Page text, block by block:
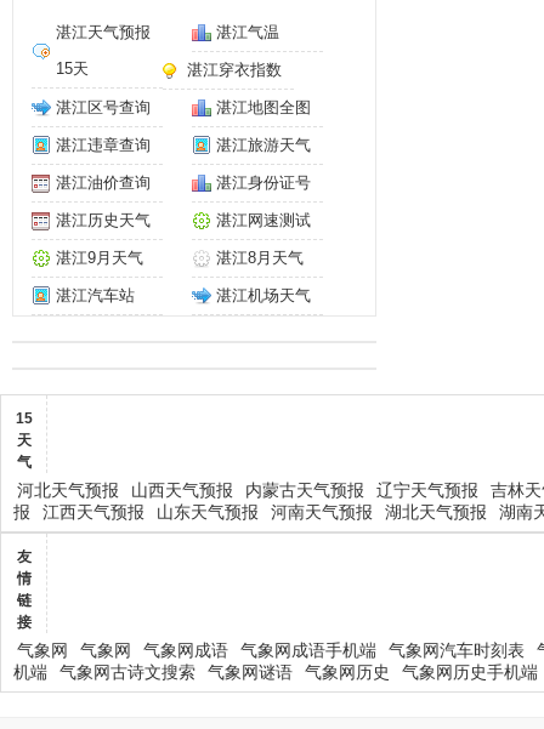
湛江天气预报
15天
湛江气温
湛江穿衣指数
湛江地图全图
湛江区号查询
湛江旅游天气
湛江违章查询
湛江身份证号
湛江油价查询
湛江网速测试
湛江历史天气
湛江8月天气
湛江9月天气
湛江机场天气
湛江汽车站
15
天
气
河北天气预报 山西天气预报 内蒙古天气预报 辽宁天气预报
吉林
报
江西天气预报 山东天气预报 河南天气预报 湖北天气预报 湖南
友
情
链
接
气象网 气象网 气象网成语 气象网成语手机端 气象网汽车时刻表
机端
气象网古诗文搜索 气象网谜语 气象网历史 气象网历史手机端